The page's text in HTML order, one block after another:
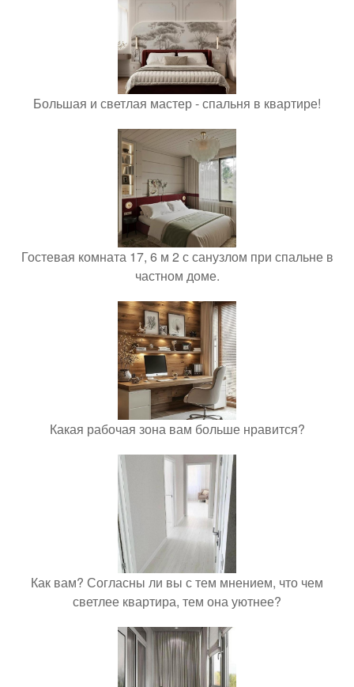
Большая и светлая мастер - спальня в квартире!
Гостевая комната 17, 6 м 2 с санузлом при спальне в
частном доме.
Какая рабочая зона вам больше нравится?
Как вам? Согласны ли вы с тем мнением, что чем
светлее квартира, тем она уютнее?